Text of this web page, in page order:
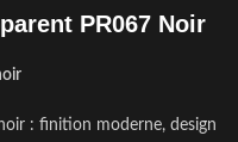
PR067 Noir
: finition moderne, design